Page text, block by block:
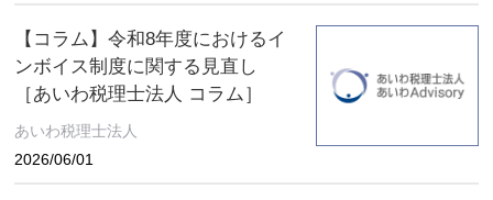
【コラム】令和8年度におけるイ
ンボイス制度に関する見直し
［あいわ税理士法人 コラム］
あいわ税理士法人
2026/06/01